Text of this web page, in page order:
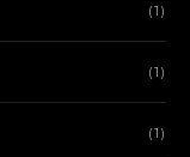
(1)
(1)
(1)